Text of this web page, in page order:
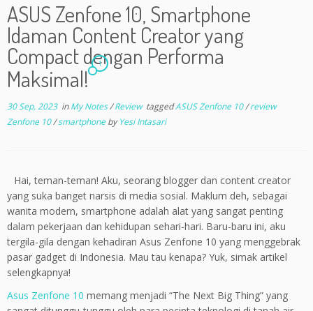
ASUS Zenfone 10, Smartphone
Idaman Content Creator yang
Compact dengan Performa
Maksimal!
1
30 Sep, 2023inMy Notes/Review taggedASUS Zenfone 10/review
Zenfone 10/smartphonebyYesi Intasari
Hai, teman-teman! Aku, seorang blogger dan content creator
yang suka banget narsis di media sosial. Maklum deh, sebagai
wanita modern, smartphone adalah alat yang sangat penting
dalam pekerjaan dan kehidupan sehari-hari. Baru-baru ini, aku
tergila-gila dengan kehadiran Asus Zenfone 10 yang menggebrak
pasar gadget di Indonesia. Mau tau kenapa? Yuk, simak artikel
selengkapnya!
Asus Zenfone 10 memang menjadi “The Next Big Thing” yang